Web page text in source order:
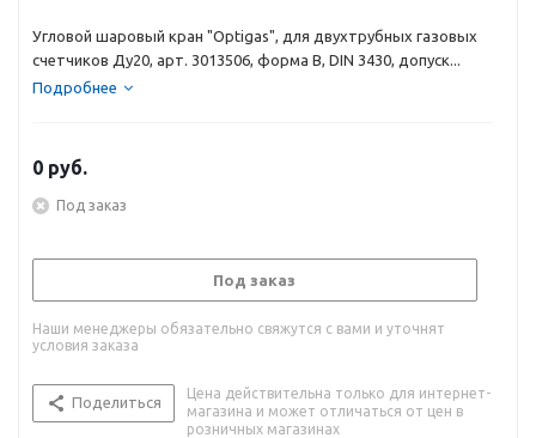
Угловой шаровый кран "Optigas", для двухтрубных газовых
счетчиков Ду20, арт. 3013506, форма В, DIN 3430, допуск...
Подробнее
0 руб.
Под заказ
Под заказ
Наши менеджеры обязательно свяжутся с вами и уточнят
условия заказа
Поделиться
Цена действительна только для интернет-
магазина и может отличаться от цен в
розничных магазинах